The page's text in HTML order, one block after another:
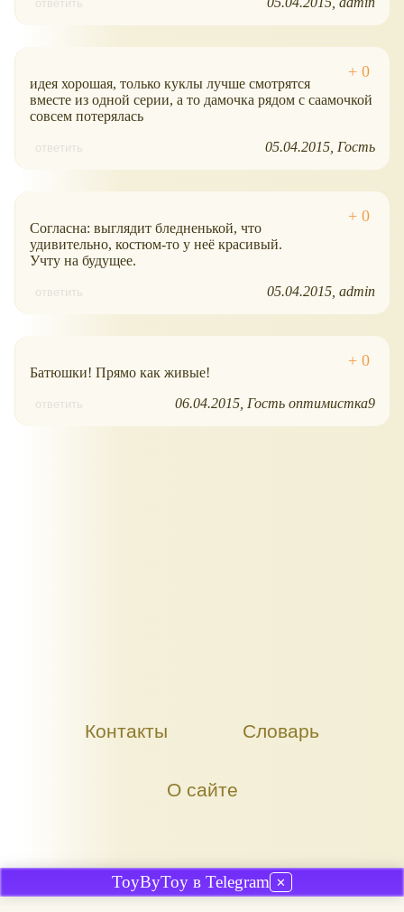
ответить
идея хорошая, только куклы лучше смотрятся
вместе из одной серии, а то дамочка рядом с саамочкой
совсем потерялась
ответить 05.04.2015 Гость
Согласна: выглядит бледненькой, что
удивительно, костюм-то у неё красивый.
Учту на будущее.
ответить 05.04.2015 admin
Батюшки! Прямо как живые!
ответить 06.04.2015 Гость оптимистка9
Контакты Словарь
О сайте
ToyByToy в Telegram ✕